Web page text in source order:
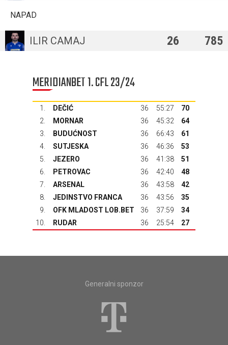
NAPAD
ILIR CAMAJ 26 785
MERIDIANBET 1. CFL 23/24
1. DEČIĆ 36 55:27
70
2.
MORNAR 36 45:32
64
3.
BUDUĆNOST 36 66:43
61
4.
SUTJESKA 36 46:36
53
5.
JEZERO 36 41:38
51
6.
PETROVAC 36 42:40
48
7.
ARSENAL 36 43:58
42
8.
JEDINSTVO FRANCA 36 43:56
35
9.
OFK MLADOST LOB.BET 36 37:59
34
10.
RUDAR 36 25:54 27
Generalni sponzor